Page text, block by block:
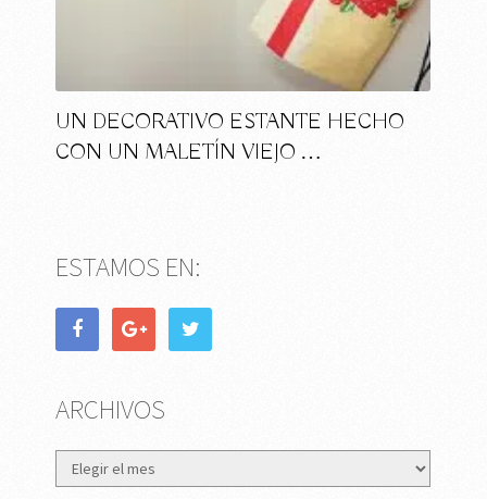
UN DECORATIVO ESTANTE HECHO
CON UN MALETÍN VIEJO …
ESTAMOS EN:
ARCHIVOS
Archivos